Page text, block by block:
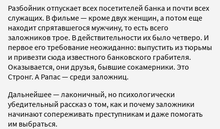
Разбойник отпускает всех посетителей банка и почти всех
служащих. В фильме — кроме двух женщин, а потом еще
находит спрятавшегося мужчину, то есть всего
заложников трое. В действительности их было четверо. И
первое его требование неожиданно: выпустить из тюрьмы
и привезти сюда известного банковского грабителя.
Оказывается, они друзья, бывшие сокамерники. Это
Стронг. А Рапас — среди заложниц.
Дальнейшее — лаконичный, но психологически
убедительный рассказ о том, как и почему заложники
начинают сопереживать преступникам и даже помогать
им выбраться.